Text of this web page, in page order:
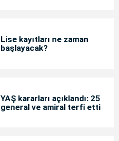
Lise kayıtları ne zaman
başlayacak?
YAŞ kararları açıklandı: 25
general ve amiral terfi etti